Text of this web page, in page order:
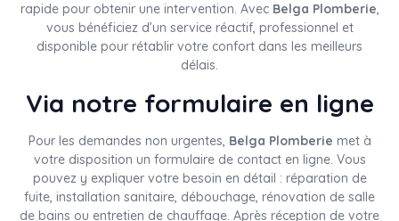
rapide pour obtenir une intervention. Avec Belga Plomberie,
vous bénéficiez d’un service réactif, professionnel et
disponible pour rétablir votre confort dans les meilleurs
délais.
Via notre formulaire en ligne
Pour les demandes non urgentes, Belga Plomberie met à
votre disposition un formulaire de contact en ligne. Vous
pouvez y expliquer votre besoin en détail : réparation de
fuite, installation sanitaire, débouchage, rénovation de salle
de bains ou entretien de chauffage. Après réception de votre